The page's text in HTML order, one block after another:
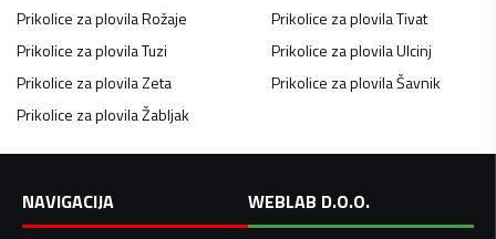
Prikolice za plovilaRožaje Prikolice za plovilaTivat
Prikolice za plovilaTuzi Prikolice za plovilaUlcinj
Prikolice za plovilaZeta Prikolice za plovilaŠavnik
Prikolice za plovilaŽabljak
NAVIGACIJA
WEBLAB D.O.O.